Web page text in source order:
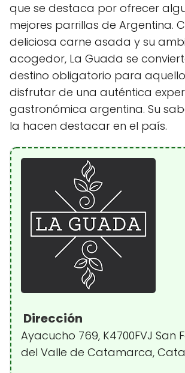
que se destaca por ofrecer
mejores parrillas de Argentina.
deliciosa carne asada y su
acogedor, La Guada se
destino obligatorio para
disfrutar de una auténtica
gastronómica argentina. Su
la hacen destacar en el país.
Dirección
Ayacucho 769, K4700FVJ San
del Valle de Catamarca,